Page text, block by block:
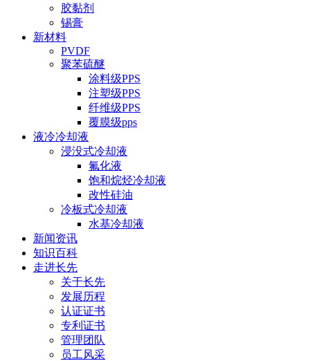
胶黏剂
锡膏
新材料
PVDF
聚苯硫醚
涂料级PPS
注塑级PPS
纤维级PPS
覆膜级pps
液冷冷却液
浸没式冷却液
氟化液
饱和烷烃冷却液
改性硅油
冷板式冷却液
水基冷却液
新闻资讯
知识百科
走进长先
关于长先
发展历程
认证证书
专利证书
管理团队
员工风采